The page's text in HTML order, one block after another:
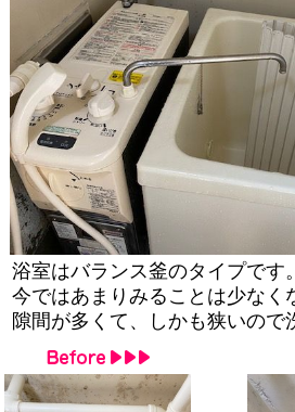
浴室はバランス釜のタイプです。
今ではあまりみることは少なく
隙間が多くて、しかも狭いので